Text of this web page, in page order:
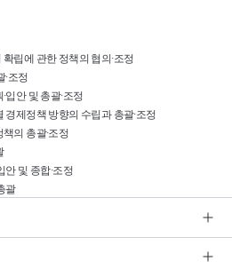
립에 관한 정책의 협의·조정
·조정
입안 및 총괄·조정
제정책 방향의 수립과 총괄·조정
의 총괄·조정
안 및 종합·조정
괄